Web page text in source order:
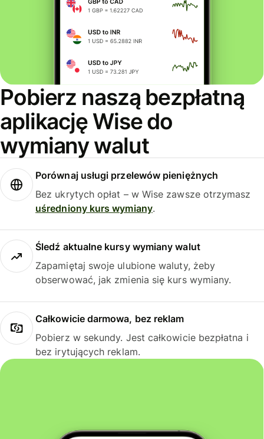
Pobierz naszą bezpłatną
aplikację Wise do
wymiany walut
Porównaj usługi przelewów pieniężnych
Bez ukrytych opłat – w Wise zawsze otrzymasz
uśredniony kurs wymiany.
Śledź aktualne kursy wymiany walut
Zapamiętaj swoje ulubione waluty, żeby
obserwować, jak zmienia się kurs wymiany.
Całkowicie darmowa, bez reklam
Pobierz w sekundy. Jest całkowicie bezpłatna i
bez irytujących reklam.